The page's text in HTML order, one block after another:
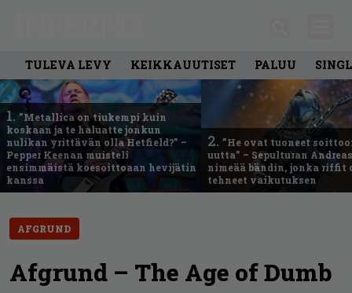
TULEVA LEVY KEIKKAUUTISET PALUU
1. ”Metallica on tiukempi kuin
koskaan ja te haluatte jonkun
nulikan yrittävän olla Hetfield?” –
Pepper Keenan muisteli
ensimmäistä koesoittoaan hevijätin
kanssa
2. ”He ovat tuoneet
uutta” – Sepulturan
nimeää bändin, jonka riffit
tehneet vaikutuksen
AFGRUND
Afgrund – The Age of Dumb